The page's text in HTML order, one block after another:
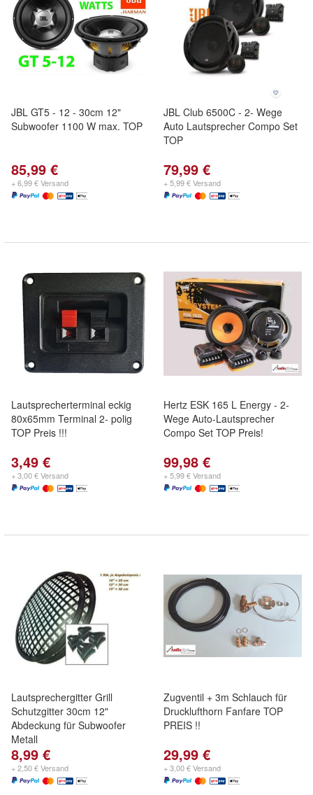
JBL GT5 - 12 - 30cm 12"
Subwoofer 1100 W max. TOP
85,99 €
+ 6,99 € Versand
JBL Club 6500C - 2- Wege
Auto Lautsprecher Compo Set
TOP
79,99 €
+ 5,99 € Versand
Lautsprecherterminal eckig
80x65mm Terminal 2- polig
TOP Preis !!!
3,49 €
+ 3,00 € Versand
Hertz ESK 165 L Energy - 2-
Wege Auto-Lautsprecher
Compo Set TOP Preis!
99,98 €
+ 5,99 € Versand
Lautsprechergitter Grill
Schutzgitter 30cm 12"
Abdeckung für Subwoofer
Metall
8,99 €
+ 2,50 € Versand
Zugventil + 3m Schlauch für
Drucklufthorn Fanfare TOP
PREIS !!
29,99 €
+ 3,00 € Versand